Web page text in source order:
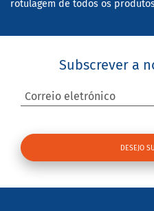
rotulagem de todos os
Subscrever a
Correio eletrónico